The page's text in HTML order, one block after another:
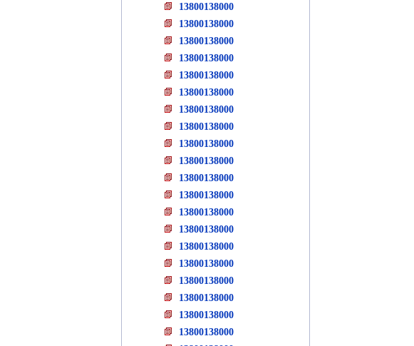
13800138000
13800138000
13800138000
13800138000
13800138000
13800138000
13800138000
13800138000
13800138000
13800138000
13800138000
13800138000
13800138000
13800138000
13800138000
13800138000
13800138000
13800138000
13800138000
13800138000